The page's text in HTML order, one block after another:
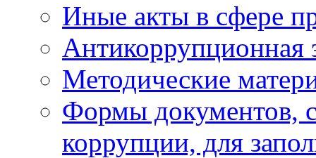
Иные акты в сфере
Антикоррупционная
Методические
Формы документов,
коррупции, для